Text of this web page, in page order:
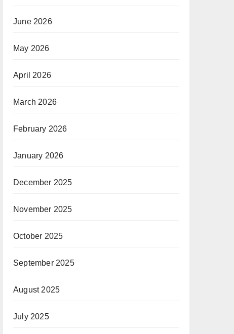
June 2026
May 2026
April 2026
March 2026
February 2026
January 2026
December 2025
November 2025
October 2025
September 2025
August 2025
July 2025